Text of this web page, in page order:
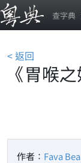
查字典
< 返回
《胃喉之
作者： Fava